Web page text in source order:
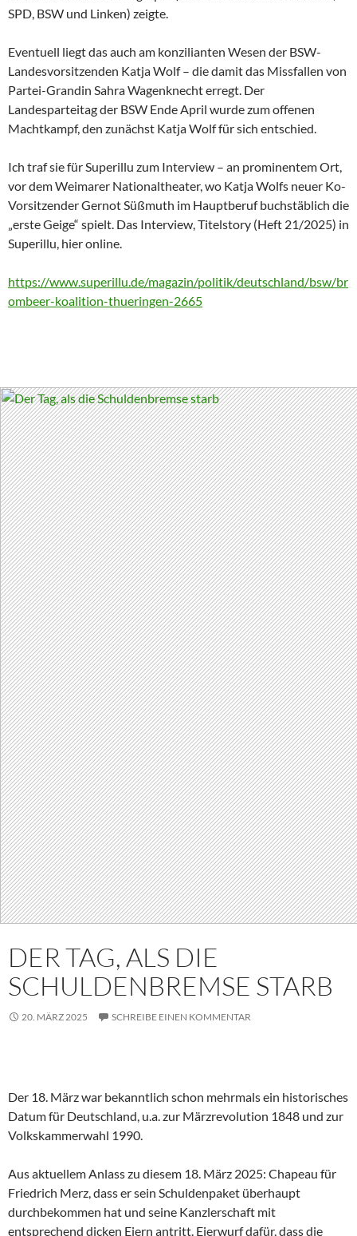
SPD, BSW und Linken) zeigte.
Eventuell liegt das auch am konzilianten Wesen der BSW-
Landesvorsitzenden Katja Wolf – die damit das Missfallen von
Partei-Grandin Sahra Wagenknecht erregt. Der
Landesparteitag der BSW Ende April wurde zum offenen
Machtkampf, den zunächst Katja Wolf für sich entschied.
Ich traf sie für Superillu zum Interview – an prominentem Ort,
vor dem Weimarer Nationaltheater, wo Katja Wolfs neuer Ko-
Vorsitzender Gernot Süßmuth im Hauptberuf buchstäblich die
„erste Geige“ spielt. Das Interview, Titelstory (Heft 21/2025) in
Superillu, hier online.
https://www.superillu.de/magazin/politik/deutschland/bsw/br
ombeer-koalition-thueringen-2665
DER TAG, ALS DIE
SCHULDENBREMSE STARB
20. MÄRZ 2025 SCHREIBE EINEN KOMMENTAR
Der 18. März war bekanntlich schon mehrmals ein historisches
Datum für Deutschland, u.a. zur Märzrevolution 1848 und zur
Volkskammerwahl 1990.
Aus aktuellem Anlass zu diesem 18. März 2025: Chapeau für
Friedrich Merz, dass er sein Schuldenpaket überhaupt
durchbekommen hat und seine Kanzlerschaft mit
entsprechend dicken Eiern antritt. Eierwurf dafür, dass die